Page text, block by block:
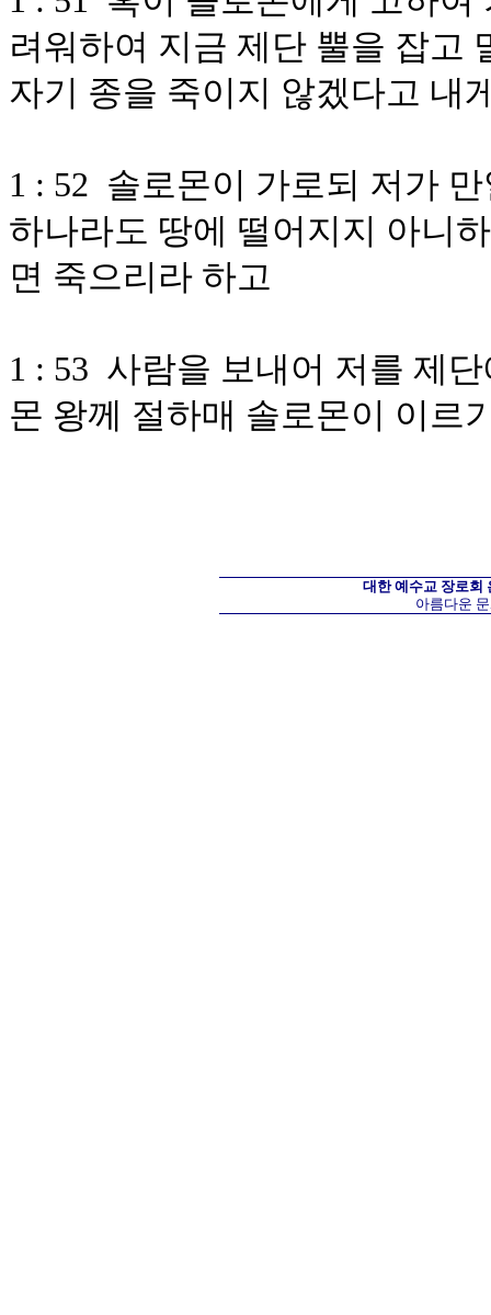
려워하여 지금 제단 뿔을 잡고
자기 종을 죽이지 않겠다고 내
1 : 52 솔로몬이 가로되 저가
하나라도 땅에 떨어지지 아니
면 죽으리라 하고
1 : 53 사람을 보내어 저를 제
몬 왕께 절하매 솔로몬이 이르
대한 예수교 장로회
아름다운